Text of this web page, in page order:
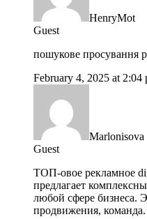
HenryMot
Guest
пошукове просування
February 4, 2025 at 2:04
Marlonisova
Guest
ТОП-овое рекламное
предлагает
любой сфере бизнеса.
продвижения, команда.